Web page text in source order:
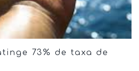
73% de taxa de